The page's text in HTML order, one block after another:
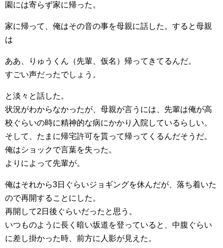
園には寄らず家に帰った。
家に帰って、俺はその音の事を母親に話した。すると母親
は
ああ、りゅうくん（先輩、仮名）帰ってきてるんだ。
すごい声だったでしょう。
と淡々と話した。
状況がわからなかったが、母親が言うには、先輩は俺が高
校ぐらいの時に精神的な病にかかり入院しているらしい。
そして、たまに帰宅許可を貰って帰ってくるんだそうだ。
俺はショックで言葉を失った。
よりによって先輩が。
俺はそれから3日ぐらいジョギングを休んだが、落ち着いた
ので再開することにした。
再開して2日後ぐらいだったと思う。
いつものように長く暗い坂道を登っていると、中腹ぐらい
に差し掛かった時、前方に人影が見えた。